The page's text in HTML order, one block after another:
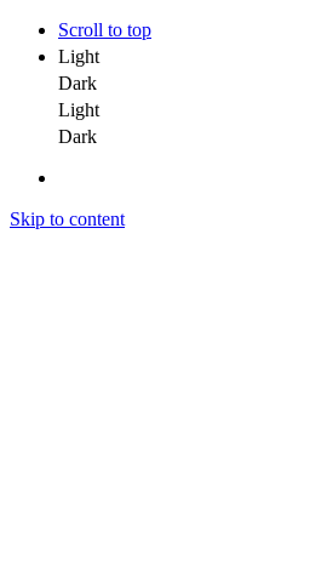
Scroll to top
Light
Dark
Light
Dark
Skip to content